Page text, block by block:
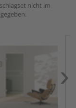
nicht im